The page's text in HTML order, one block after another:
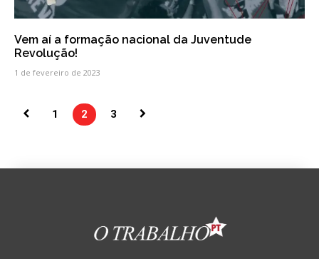
Vem aí a formação nacional da Juventude
Revolução!
1 de fevereiro de 2023
1 2 3